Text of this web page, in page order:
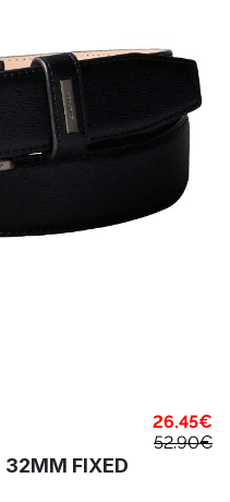
26.45€
52.90€
32MM FIXED